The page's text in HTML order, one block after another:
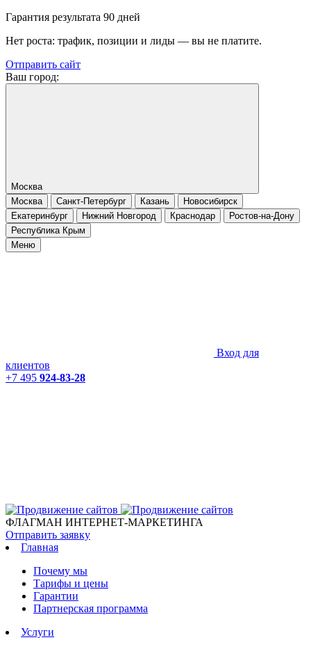
Гарантия результата 90 дней
Нет роста: трафик, позиции и лиды — вы не платите.
Отправить сайт
Ваш город:
Москва
Москва
Санкт-Петербург Казань
Новосибирск
Екатеринбург
Нижний Новгород Краснодар
Ростов-на-Дону
Республика Крым
Меню
Вход для
клиентов
+7 495 924-83-28
ФЛАГМАН ИНТЕРНЕТ-МАРКЕТИНГА
Отправить заявку
Главная
Почему мы
Тарифы и цены
Гарантии
Партнерская программа
Услуги